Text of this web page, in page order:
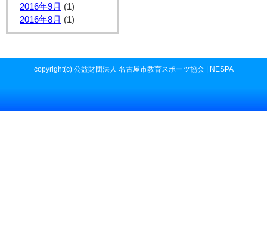
2016年9月 (1)
2016年8月 (1)
copyright(c) 公益財団法人 名古屋市教育スポーツ協会 | NESPA